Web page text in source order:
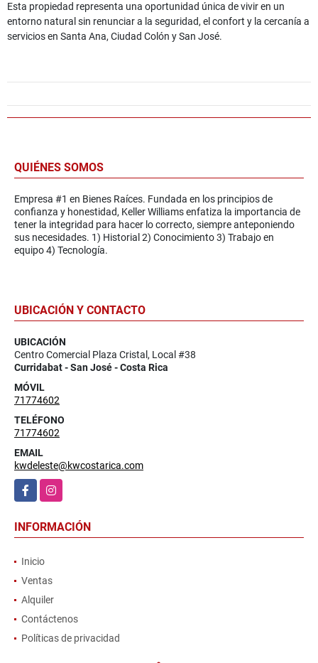
Esta propiedad representa una oportunidad única de vivir en un
entorno natural sin renunciar a la seguridad, el confort y la cercanía a
servicios en Santa Ana, Ciudad Colón y San José.
QUIÉNES SOMOS
Empresa #1 en Bienes Raíces. Fundada en los principios de
confianza y honestidad, Keller Williams enfatiza la importancia de
tener la integridad para hacer lo correcto, siempre anteponiendo
sus necesidades. 1) Historial 2) Conocimiento 3) Trabajo en
equipo 4) Tecnología.
UBICACIÓN Y CONTACTO
UBICACIÓN
Centro Comercial Plaza Cristal, Local #38
Curridabat - San José - Costa Rica
MÓVIL
71774602
TELÉFONO
71774602
EMAIL
kwdeleste@kwcostarica.com
FacebookInstagram
INFORMACIÓN
Inicio
Ventas
Alquiler
Contáctenos
Políticas de privacidad